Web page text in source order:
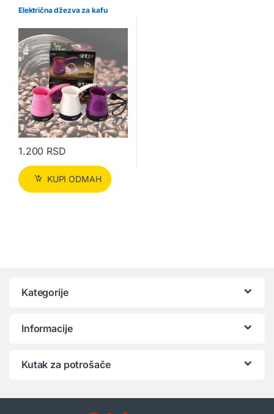
Električna džezva za kafu
1.200 RSD
KUPI ODMAH
Kategorije
Informacije
Kutak za potrošače